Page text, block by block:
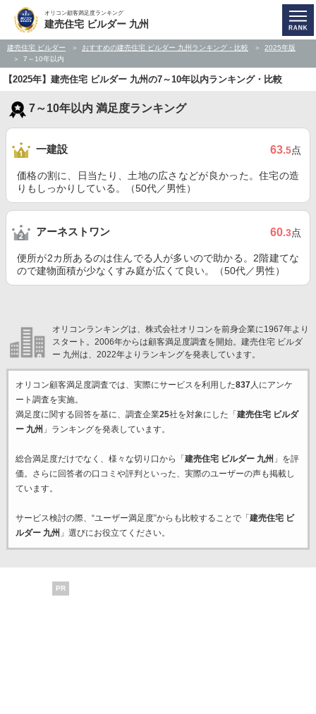
オリコン顧客満足度ランキング
建売住宅 ビルダー 九州
建売住宅 ビルダー おすすめの建売住宅 ビルダー 九州ランキング・比較
2025年版
7～10年以内
【2025年】建売住宅 ビルダー 九州の7～10年以内ランキング・比較
7～10年以内 満足度ランキング
一建設 63.5点
価格の割に、日当たり、土地の広さなどが良かった。住宅の造
りもしっかりしている。（50代／男性）
アーネストワン 60.3点
便所が2カ所あるのは住んでる人が多いので助かる。2階建てな
ので建物面積が少なくすみ庭が広くて良い。（50代／男性）
オリコンランキングは、株式会社オリコンを前身企業に1967年より
スタート。2006年からは顧客満足度調査を開始。建売住宅 ビルダ
ー 九州は、2022年よりランキングを発表しています。
オリコン顧客満足度調査では、実際にサービスを利用した837人にアンケ
ート調査を実施。
満足度に関する回答を基に、調査企業25社を対象にした「 建売住宅 ビルダ
ー 九州 」ランキングを発表しています。
総合満足度だけでなく、様々な切り口から「 建売住宅 ビルダー 九州 」を評
価。さらに回答者の口コミや評判といった、実際のユーザーの声も掲載し
ています。
サービス検討の際、“ユーザー満足度”からも比較することで「 建売住宅 ビ
ルダー 九州 」選びにお役立てください。
PR